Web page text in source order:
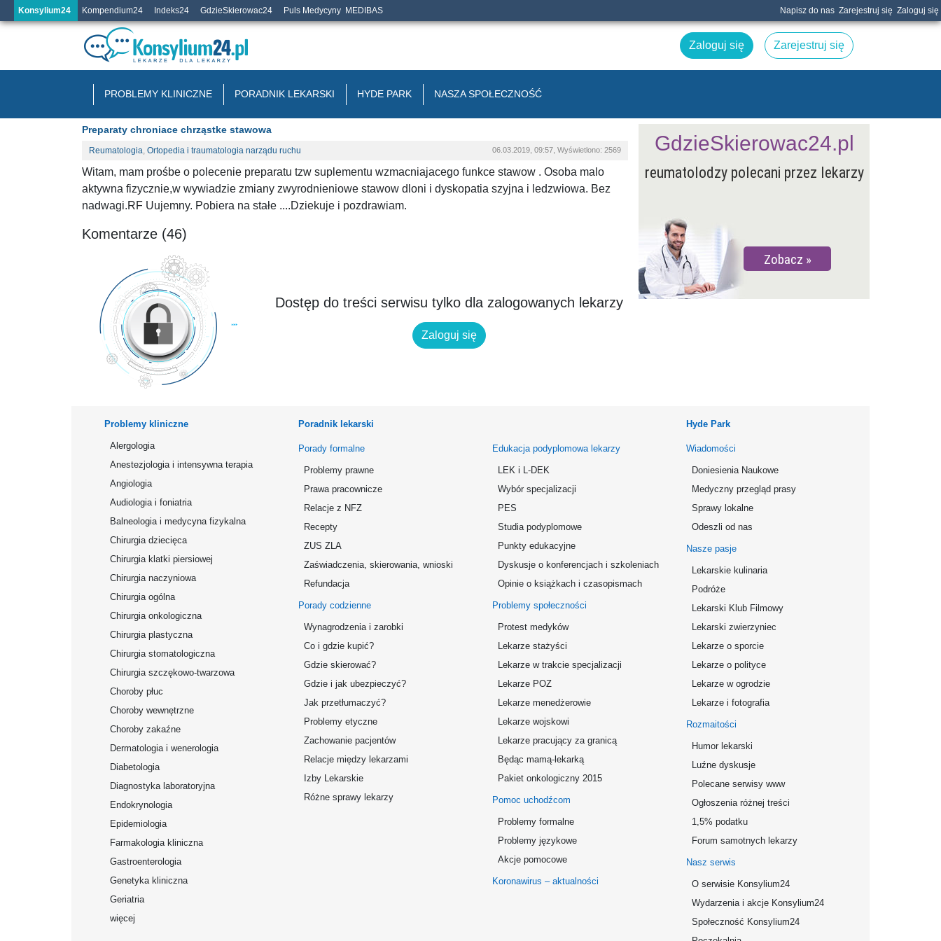
Konsylium24 Kompendium24 Indeks24 GdzieSkierowac24 Puls Medycyny MEDIBAS Napisz do nas Zarejestruj się Zaloguj się
Zaloguj się Zarejestruj się
PROBLEMY KLINICZNE PORADNIK LEKARSKI HYDE PARK NASZA SPOŁECZNOŚĆ
Preparaty chroniace chrząstke stawowa
Reumatologia, Ortopedia i traumatologia narządu ruchu 06.03.2019, 09:57, Wyświetlono: 2569
Witam, mam prośbe o polecenie preparatu tzw suplementu wzmacniajacego funkce stawow . Osoba malo
aktywna fizycznie,w wywiadzie zmiany zwyrodnieniowe stawow dloni i dyskopatia szyjna i ledzwiowa. Bez
nadwagi.RF Uujemny. Pobiera na stałe ....Dziekuje i pozdrawiam.
Komentarze (46)
Dostęp do treści serwisu tylko dla zalogowanych lekarzy
Zaloguj się
reumatolodzy polecani przez lekarzy
Zobacz
GdzieSkierowac24.pl
Problemy kliniczne
Alergologia
Anestezjologia i intensywna terapia
Angiologia
Audiologia i foniatria
Balneologia i medycyna fizykalna
Chirurgia dziecięca
Chirurgia klatki piersiowej
Chirurgia naczyniowa
Chirurgia ogólna
Chirurgia onkologiczna
Chirurgia plastyczna
Chirurgia stomatologiczna
Chirurgia szczękowo-twarzowa
Choroby płuc
Choroby wewnętrzne
Choroby zakaźne
Dermatologia i wenerologia
Diabetologia
Diagnostyka laboratoryjna
Endokrynologia
Epidemiologia
Farmakologia kliniczna
Gastroenterologia
Genetyka kliniczna
Geriatria
więcej
Poradnik lekarski
Porady formalne
Problemy prawne
Prawa pracownicze
Relacje z NFZ
Recepty
ZUS ZLA
Zaświadczenia, skierowania, wnioski
Refundacja
Porady codzienne
Wynagrodzenia i zarobki
Co i gdzie kupić?
Gdzie skierować?
Gdzie i jak ubezpieczyć?
Jak przetłumaczyć?
Problemy etyczne
Zachowanie pacjentów
Relacje między lekarzami
Izby Lekarskie
Różne sprawy lekarzy
Edukacja podyplomowa lekarzy
LEK i L-DEK
Wybór specjalizacji
PES
Studia podyplomowe
Punkty edukacyjne
Dyskusje o konferencjach i szkoleniach
Opinie o książkach i czasopismach
Problemy społeczności
Protest medyków
Lekarze stażyści
Lekarze w trakcie specjalizacji
Lekarze POZ
Lekarze menedżerowie
Lekarze wojskowi
Lekarze pracujący za granicą
Będąc mamą-lekarką
Pakiet onkologiczny 2015
Pomoc uchodźcom
Problemy formalne
Problemy językowe
Akcje pomocowe
Koronawirus – aktualności
Hyde Park
Wiadomości
Doniesienia Naukowe
Medyczny przegląd prasy
Sprawy lokalne
Odeszli od nas
Nasze pasje
Lekarskie kulinaria
Podróże
Lekarski Klub Filmowy
Lekarski zwierzyniec
Lekarze o sporcie
Lekarze o polityce
Lekarze w ogrodzie
Lekarze i fotografia
Rozmaitości
Humor lekarski
Luźne dyskusje
Polecane serwisy www
Ogłoszenia różnej treści
1,5% podatku
Forum samotnych lekarzy
Nasz serwis
O serwisie Konsylium24
Wydarzenia i akcje Konsylium24
Społeczność Konsylium24